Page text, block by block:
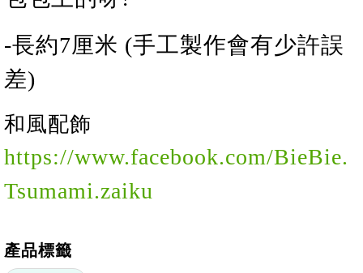
-長約7厘米 (手工製作會有少許誤
差)
和風配飾
https://www.facebook.com/BieBie.
Tsumami.zaiku
產品標籤